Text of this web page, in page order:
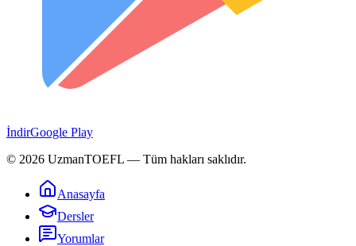
İndirGoogle Play
© 2026 UzmanTOEFL — Tüm hakları saklıdır.
Anasayfa
Dersler
Yorumlar